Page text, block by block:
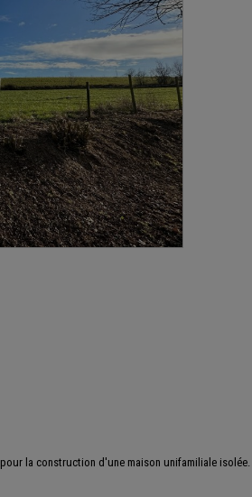
la construction d'une maison unifamiliale isolée.